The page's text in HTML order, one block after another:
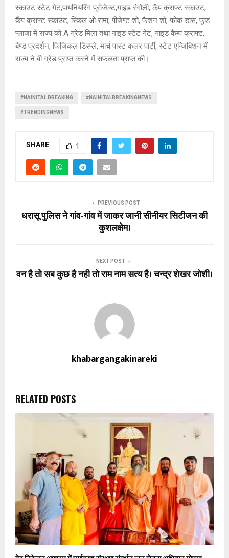
स्काउट स्टेट गेट,पायनियरिंग प्रोजेक्ट,गाइड रंगोली, कैंप क्राफ्ट स्काउट,
कैंप क्राफ्ट स्काउट, स्किल ओ रामा, पीजेण्ट शो, फैशन शो, फोक डांस, फूड
प्लाजा में राज्य को A ग्रेड मिला तथा गाइड स्टेट गेट, गाइड कैम्प क्राफ्ट,
बैण्ड प्रदर्शन, फिजिकल डिस्प्ले, मार्च पास्ट कलर पार्टी, स्टेट एग्जिबिशन में
राज्य ने बी ग्रेड प्राप्त करने में सफलता प्राप्त की।
#NAINITAL BREAKING #NAINITALBREAKINGNEWS
#TRENDINGNEWS
SHARE 1
PREVIOUS POST
धरासू पुलिस ने गांव-गांव में जाकर जानी सीनीयर सिटीजन की
कुशलक्षेम।
NEXT POST
वन है तो सब कुछ है नही तो राम नाम सत्य है। चन्द्र शेखर जोशी।
khabargangakinareki
RELATED POSTS